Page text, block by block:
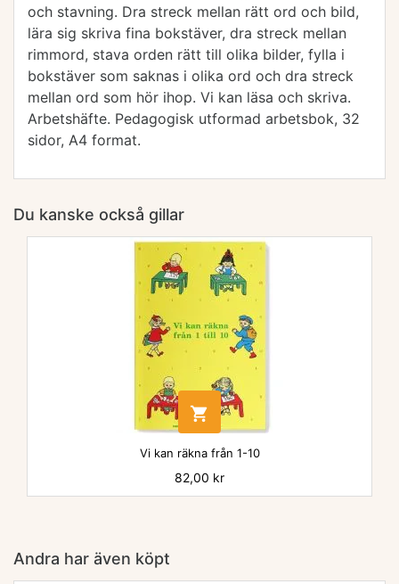
och stavning. Dra streck mellan rätt ord och bild,
lära sig skriva fina bokstäver, dra streck mellan
rimmord, stava orden rätt till olika bilder, fylla i
bokstäver som saknas i olika ord och dra streck
mellan ord som hör ihop. Vi kan läsa och skriva.
Arbetshäfte. Pedagogisk utformad arbetsbok, 32
sidor, A4 format.
Du kanske också gillar

Vi kan räkna från 1-10
Pris
82,00 kr
Andra har även köpt